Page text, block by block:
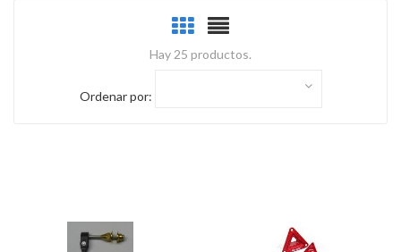
Hay 25 productos.
Ordenar por: